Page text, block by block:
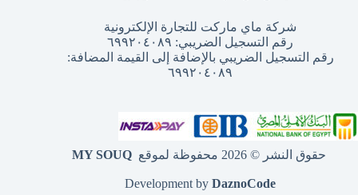
شركة ماي ماركت للتجارة الإلكترونية
رقم التسجيل الضريبي: ٦٩٩٢٠٤٠٨٩
رقم التسجيل الضريبي بالإضافة إلى القيمة المضافة:
٦٩٩٢٠٤٠٨٩
حقوق النشر © 2026 محفوظة لموقع MY SOUQ
Development byDaznoCode